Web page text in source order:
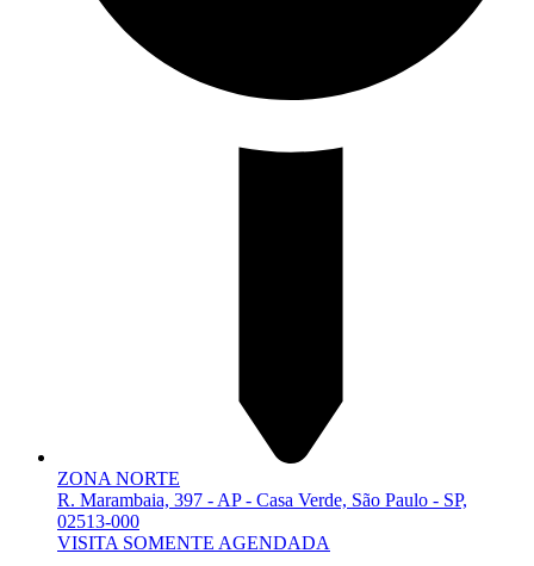
ZONA NORTE
R. Marambaia, 397 - AP - Casa Verde, São Paulo - SP,
02513-000
VISITA SOMENTE AGENDADA